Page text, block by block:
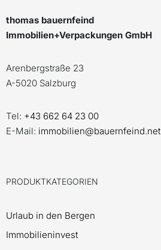
thomas bauernfeind
Immobilien+Verpackungen GmbH
Arenbergstraße 23
A-5020 Salzburg
Tel: +43 662 64 23 00
E-Mail: immobilien@bauernfeind.net
PRODUKTKATEGORIEN
Urlaub in den Bergen
Immobilieninvest